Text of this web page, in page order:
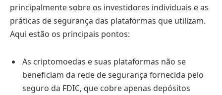
principalmente sobre os investidores individuais e as
práticas de segurança das plataformas que utilizam.
Aqui estão os principais pontos:
As criptomoedas e suas plataformas não se
beneficiam da rede de segurança fornecida pelo
seguro da FDIC, que cobre apenas depósitos